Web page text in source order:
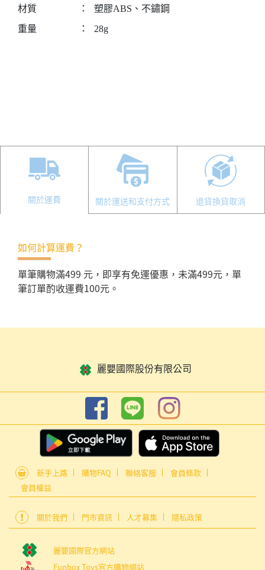
材質
：
塑膠ABS、不鏽鋼
重量
： 28g
關於運費 關於運送和支付方式 退貨換貨取消
如何計算運費？
單筆購物滿499 元，即享有免運優惠，未滿499元，單
筆訂單酌收運費100元。
麗嬰國際股份有限公司
新手上路 購物FAQ 聯絡客服
會員條款
會員權益
關於我們 門市資訊 人才募集 隱私政策
麗嬰國際官方網站
Funbox Toys官方購物網站